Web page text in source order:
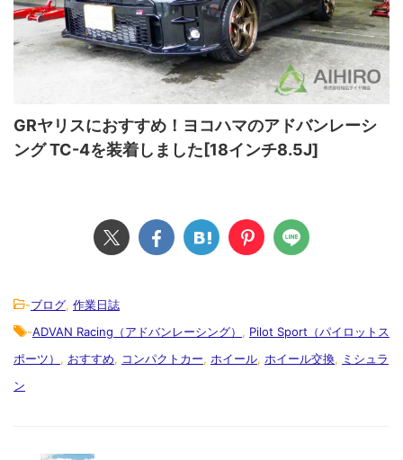
GRヤリスにおすすめ！ヨコハマのアドバンレーシ
ング TC-4を装着しました[18インチ8.5J]
-ブログ, 作業日誌
-ADVAN Racing（アドバンレーシング） , Pilot Sport（パイロットス
ポーツ） , おすすめ, コンパクトカー, ホイール, ホイール交換, ミシュラ
ン